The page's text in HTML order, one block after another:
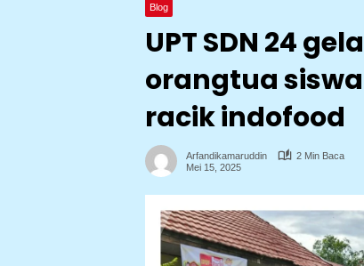
Blog
UPT SDN 24
orangtua
racik indofood
Arfandikamaruddin
2 Min Baca
Mei 15, 2025